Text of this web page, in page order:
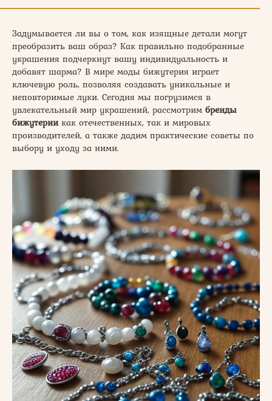
Задумывается ли вы о том, как изящные детали могут
преобразить ваш образ? Как правильно подобранные
украшения подчеркнут вашу индивидуальность и
добавят шарма? В мире моды бижутерия играет
ключевую роль, позволяя создавать уникальные и
неповторимые луки. Сегодня мы погрузимся в
увлекательный мир украшений, рассмотрим бренды
бижутериикак отечественных, так и мировых
производителей, а также дадим практические советы по
выбору и уходу за ними.